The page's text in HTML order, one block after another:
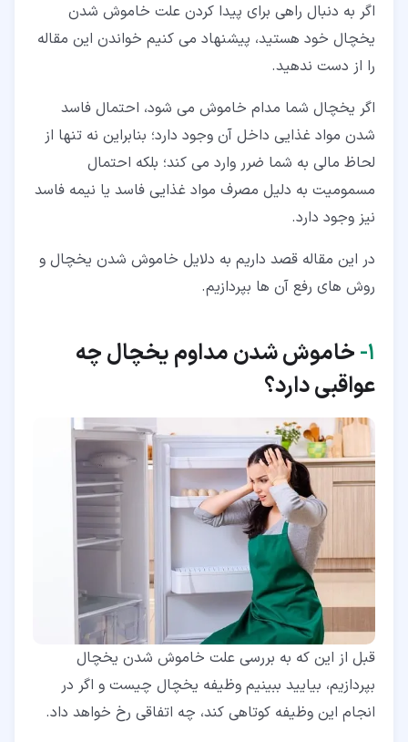
۲‏- علت های خاموش شدن یخچال و رفع آن ها
۲‏-‏۱‏- بررسی اتصال به برق و فیوزها
۲‏-‏۲‏- بررسی کنترل کننده های دما برای پیدا کردن علت
خاموش شدن یخچال
۲‏-‏۳‏- بررسی تایمر برفک زدایی برای پیدا کردن علت خاموش
۲‏-‏۴‏- بررسی المنت، ترمودیسک و ترموفیوز
۲‏-‏۶‏- بررسی انسداد کندانسورها برای پیدا کردن علت خاموش
اگر به دنبال راهی برای پیدا کردن علت خاموش شدن
یخچال خود هستید، پیشنهاد می کنیم خواندن این مقاله
را از دست ندهید.
اگر یخچال شما مدام خاموش می شود، احتمال فاسد
شدن مواد غذایی داخل آن وجود دارد؛ بنابراین نه تنها از
لحاظ مالی به شما ضرر وارد می کند؛ بلکه احتمال
مسمومیت به دلیل مصرف مواد غذایی فاسد یا نیمه فاسد
نیز وجود دارد.
در این مقاله قصد داریم به دلایل خاموش شدن یخچال و
روش های رفع آن ها بپردازیم.
۱‏- خاموش شدن مداوم یخچال چه
عواقبی دارد؟
قبل از این که به بررسی علت خاموش شدن یخچال
بپردازیم، بیایید ببینیم وظیفه یخچال چیست و اگر در
انجام این وظیفه کوتاهی کند، چه اتفاقی رخ خواهد داد.